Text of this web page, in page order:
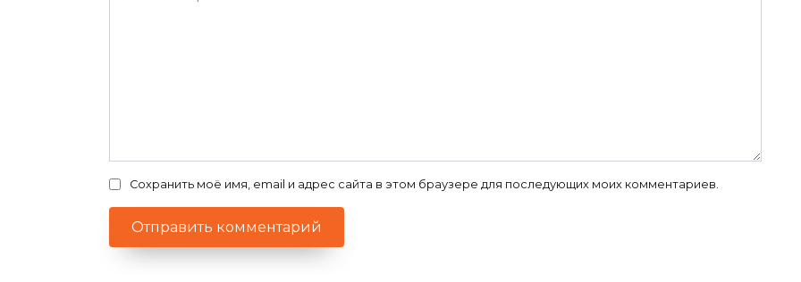
Сохранить моё имя, email и адрес сайта в этом браузере для последующих моих комментариев.